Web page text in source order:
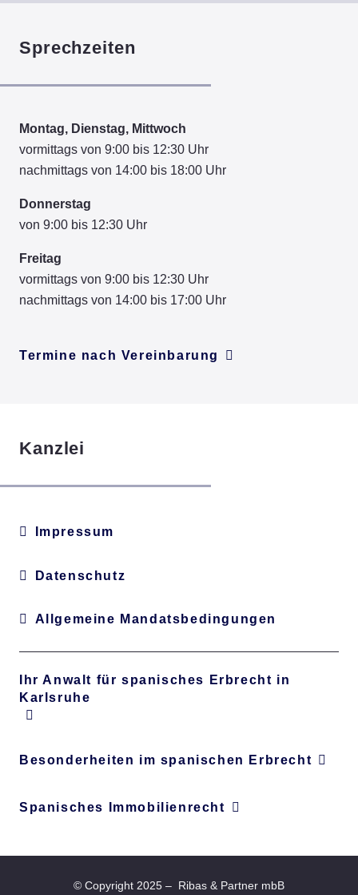
Sprechzeiten
Montag, Dienstag, Mittwoch
vormittags von 9:00 bis 12:30 Uhr
nachmittags von 14:00 bis 18:00 Uhr
Donnerstag
von 9:00 bis 12:30 Uhr
Freitag
vormittags von 9:00 bis 12:30 Uhr
nachmittags von 14:00 bis 17:00 Uhr
Termine nach Vereinbarung
Kanzlei
Impressum
Datenschutz
Allgemeine Mandatsbedingungen
Ihr Anwalt für spanisches Erbrecht in
Karlsruhe
Besonderheiten im spanischen Erbrecht
Spanisches Immobilienrecht
© Copyright 2025 – Ribas & Partner mbB